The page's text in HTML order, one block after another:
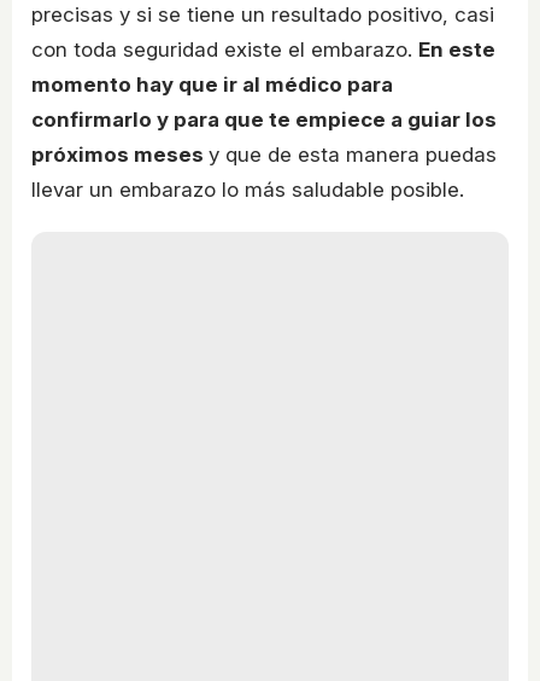
precisas y si se tiene un resultado positivo, casi
con toda seguridad existe el embarazo. En este
momento hay que ir al médico para
confirmarlo y para que te empiece a guiar los
próximos meses y que de esta manera puedas
llevar un embarazo lo más saludable posible.